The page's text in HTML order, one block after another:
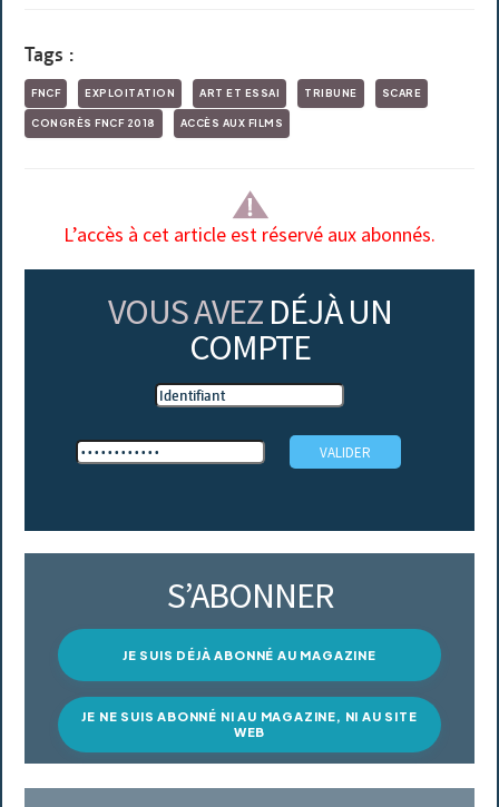
Tags :
FNCF EXPLOITATION ART ET ESSAI TRIBUNE SCARE
CONGRÈS FNCF 2018 ACCÈS AUX FILMS
L’accès à cet article est réservé aux abonnés.
VOUS AVEZ DÉJÀ UN
COMPTE
S’ABONNER
JE SUIS DÉJÀ ABONNÉ AU MAGAZINE
JE NE SUIS ABONNÉ NI AU MAGAZINE, NI AU SITE
WEB